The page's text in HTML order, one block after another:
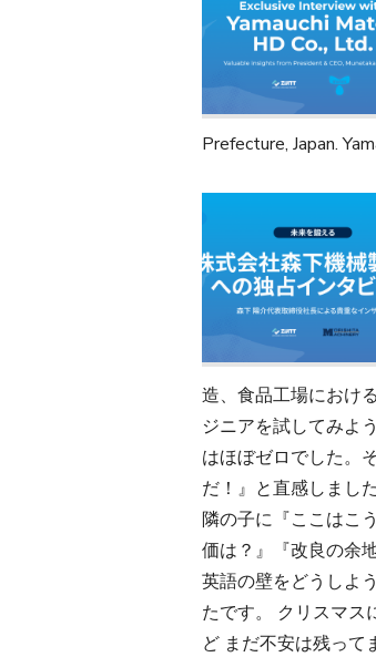
Prefecture, Japan.
造、食品工場におけ
ジニアを試してみよ
はほぼゼロでした。
だ！』と直感しまし
隣の子に『ここはこ
価は？』『改良の余
英語の壁をどうしよ
たです。 クリスマス
ど まだ不安は残っ